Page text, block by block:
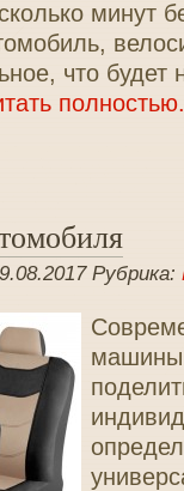
минут
что будет
полностью.
Рубрика:
машины